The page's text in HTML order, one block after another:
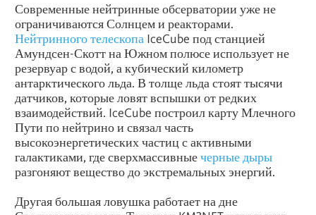
Современные нейтринные обсерватории уже не
ограничиваются Солнцем и реакторами.
Нейтринного телескопа IceCube под станцией
Амундсен-Скотт на Южном полюсе использует не
резервуар с водой, а кубический километр
антарктического льда. В толще льда стоят тысячи
датчиков, которые ловят вспышки от редких
взаимодействий. IceCube построил карту Млечного
Пути по нейтрино и связал часть
высокоэнергетических частиц с активными
галактиками, где сверхмассивныечерные дыры
разгоняют вещество до экстремальных энергий.
Другая большая ловушка работает на дне